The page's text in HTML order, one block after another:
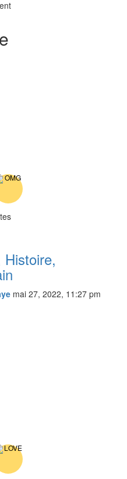
Histoire,
mai 27, 2022, 11:27 pm